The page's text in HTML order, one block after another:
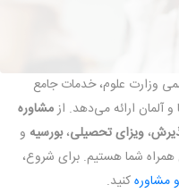
وزارت علوم، خدمات جامع
و آلمان ارائه می‌دهد. ازمشاوره
، ویزای تحصیلی،بورسیه و
شما هستیم. برای شروع،
مشاورهکنید.